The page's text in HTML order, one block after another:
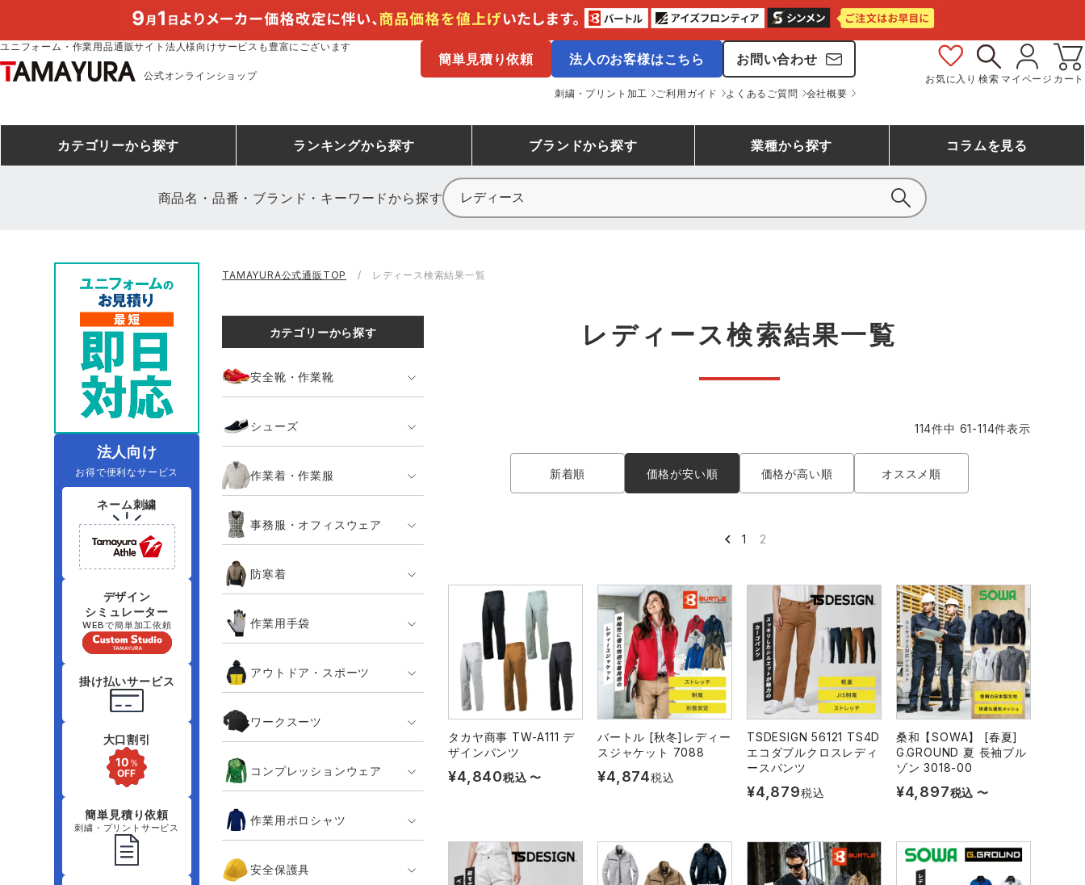
ユニフォーム・作業用品通販サイト法人様向けサービスも豊富にございます
公式オンラインショップ
簡単見積り依頼 法人のお客様はこちら お問い合わせ
刺繍・プリント加工 ご利用ガイド よくあるご質問 会社概要
お気に入り 検索 マイページ カート
カテゴリーから探す
防寒着
コンプレッションウェア 作業用ポロシャツ 安全保護具 レインウェア・カッパ
ヤッケ 作業用小物・アクセサリー類
ファン付きウェア（空調服シリー
ズ）
電熱ウェア・ヒートウェア
ランキングから探す
ミズノ安全靴ランキング
空調服ランキング コンプレッションウェアランキング 作業用ポロシャツランキング 作業用手袋ランキング
レインウェアランキング アイズフロンティア ランキング
アイトス ランキング ジーベック ランキング
ニット
カジュアル
ブランドから探す
アイズフロンティア
クロダルマ 桑和 山田辰 クレヒフク おたふく手袋 マック
住商モンブラン ボンマックス GUSH FORCE
シンメン 日進ゴム ハイパーV
タカヤ商事 エアークラフト 自重堂 サーヴォ セロリー 大阪支店
アタックベース サンエス 中塚被服 スターライト工業
藤井電工 福山ゴム工業
ビッグボーン商事株式会
業種から探す
農作業服
DIY・日曜大工作業服 飲食店ユニフォーム 運送・倉庫作業服 清掃・ビルメンテ作業服
夜間・高視認性安全服 医療白衣・介護服
コラムを見る
商品名・品番・ブランド・キーワードから探す
法人向け
お得で便利なサービス
ネーム刺繍
デザイン
シミュレーター
WEBで簡単加工依頼
掛け払いサービス
大口割引
簡単見積り依頼
刺繍・プリントサービス
TAMAYURA公式通販TOP レディース検索結果一覧
カテゴリーから探す
安全靴・作業靴
シューズ
作業着・作業服
事務服・オフィスウェア
防寒着
作業用手袋
アウトドア・スポーツ
ワークスーツ
コンプレッションウェア
作業用ポロシャツ
安全保護具
レディース検索結果一覧
新着順 価格が安い順 価格が高い順 オススメ順
114件中 61-114件表示
1 2
タカヤ商事 TW-A111 デ
ザインパンツ
¥4,840税込 〜
バートル [秋冬]レディー
スジャケット 7088
¥4,874税込
TSDESIGN 56121 TS4D
エコダブルクロスレディ
ースパンツ
¥4,879税込
桑和【SOWA】 [春夏]
G.GROUND 夏 長袖ブル
ゾン 3018-00
¥4,897税込 〜